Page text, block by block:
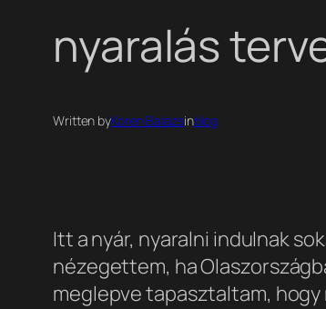
nyaralás
Written byKoren Balazsinblog
Itt a nyár, nyaralni indulnak
nézegettem, ha
meglepve tapasztaltam, hogy